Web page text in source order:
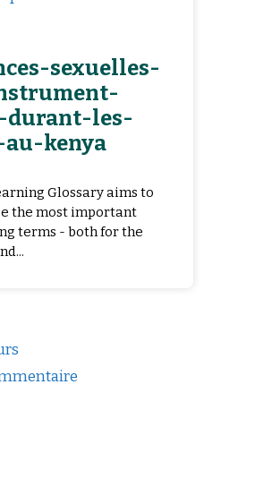
sexuelles-
les-
kenya
Glossary aims to
the most important
terms - both for the